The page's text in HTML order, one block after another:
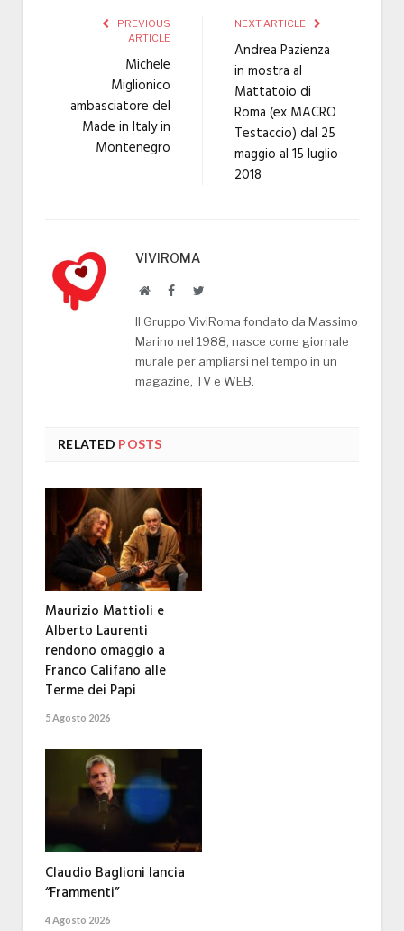
PREVIOUS
ARTICLE
Michele
Miglionico
ambasciatore del
Made in Italy in
Montenegro
NEXT ARTICLE
Andrea Pazienza
in mostra al
Mattatoio di
Roma (ex MACRO
Testaccio) dal 25
maggio al 15 luglio
2018
VIVIROMA
WebsiteFacebookTwitter
Il Gruppo ViviRoma fondato da Massimo
Marino nel 1988, nasce come giornale
murale per ampliarsi nel tempo in un
magazine, TV e WEB.
RELATED POSTS
Maurizio Mattioli e
Alberto Laurenti
rendono omaggio a
Franco Califano alle
Terme dei Papi
5 Agosto 2026
Claudio Baglioni lancia
“Frammenti”
4 Agosto 2026